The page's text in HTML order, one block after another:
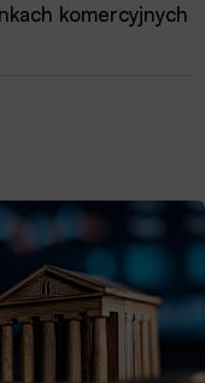
komercyjnych